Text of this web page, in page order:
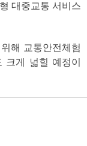
대중교통 서비스
해 교통안전체험
크게 넓힐 예정이